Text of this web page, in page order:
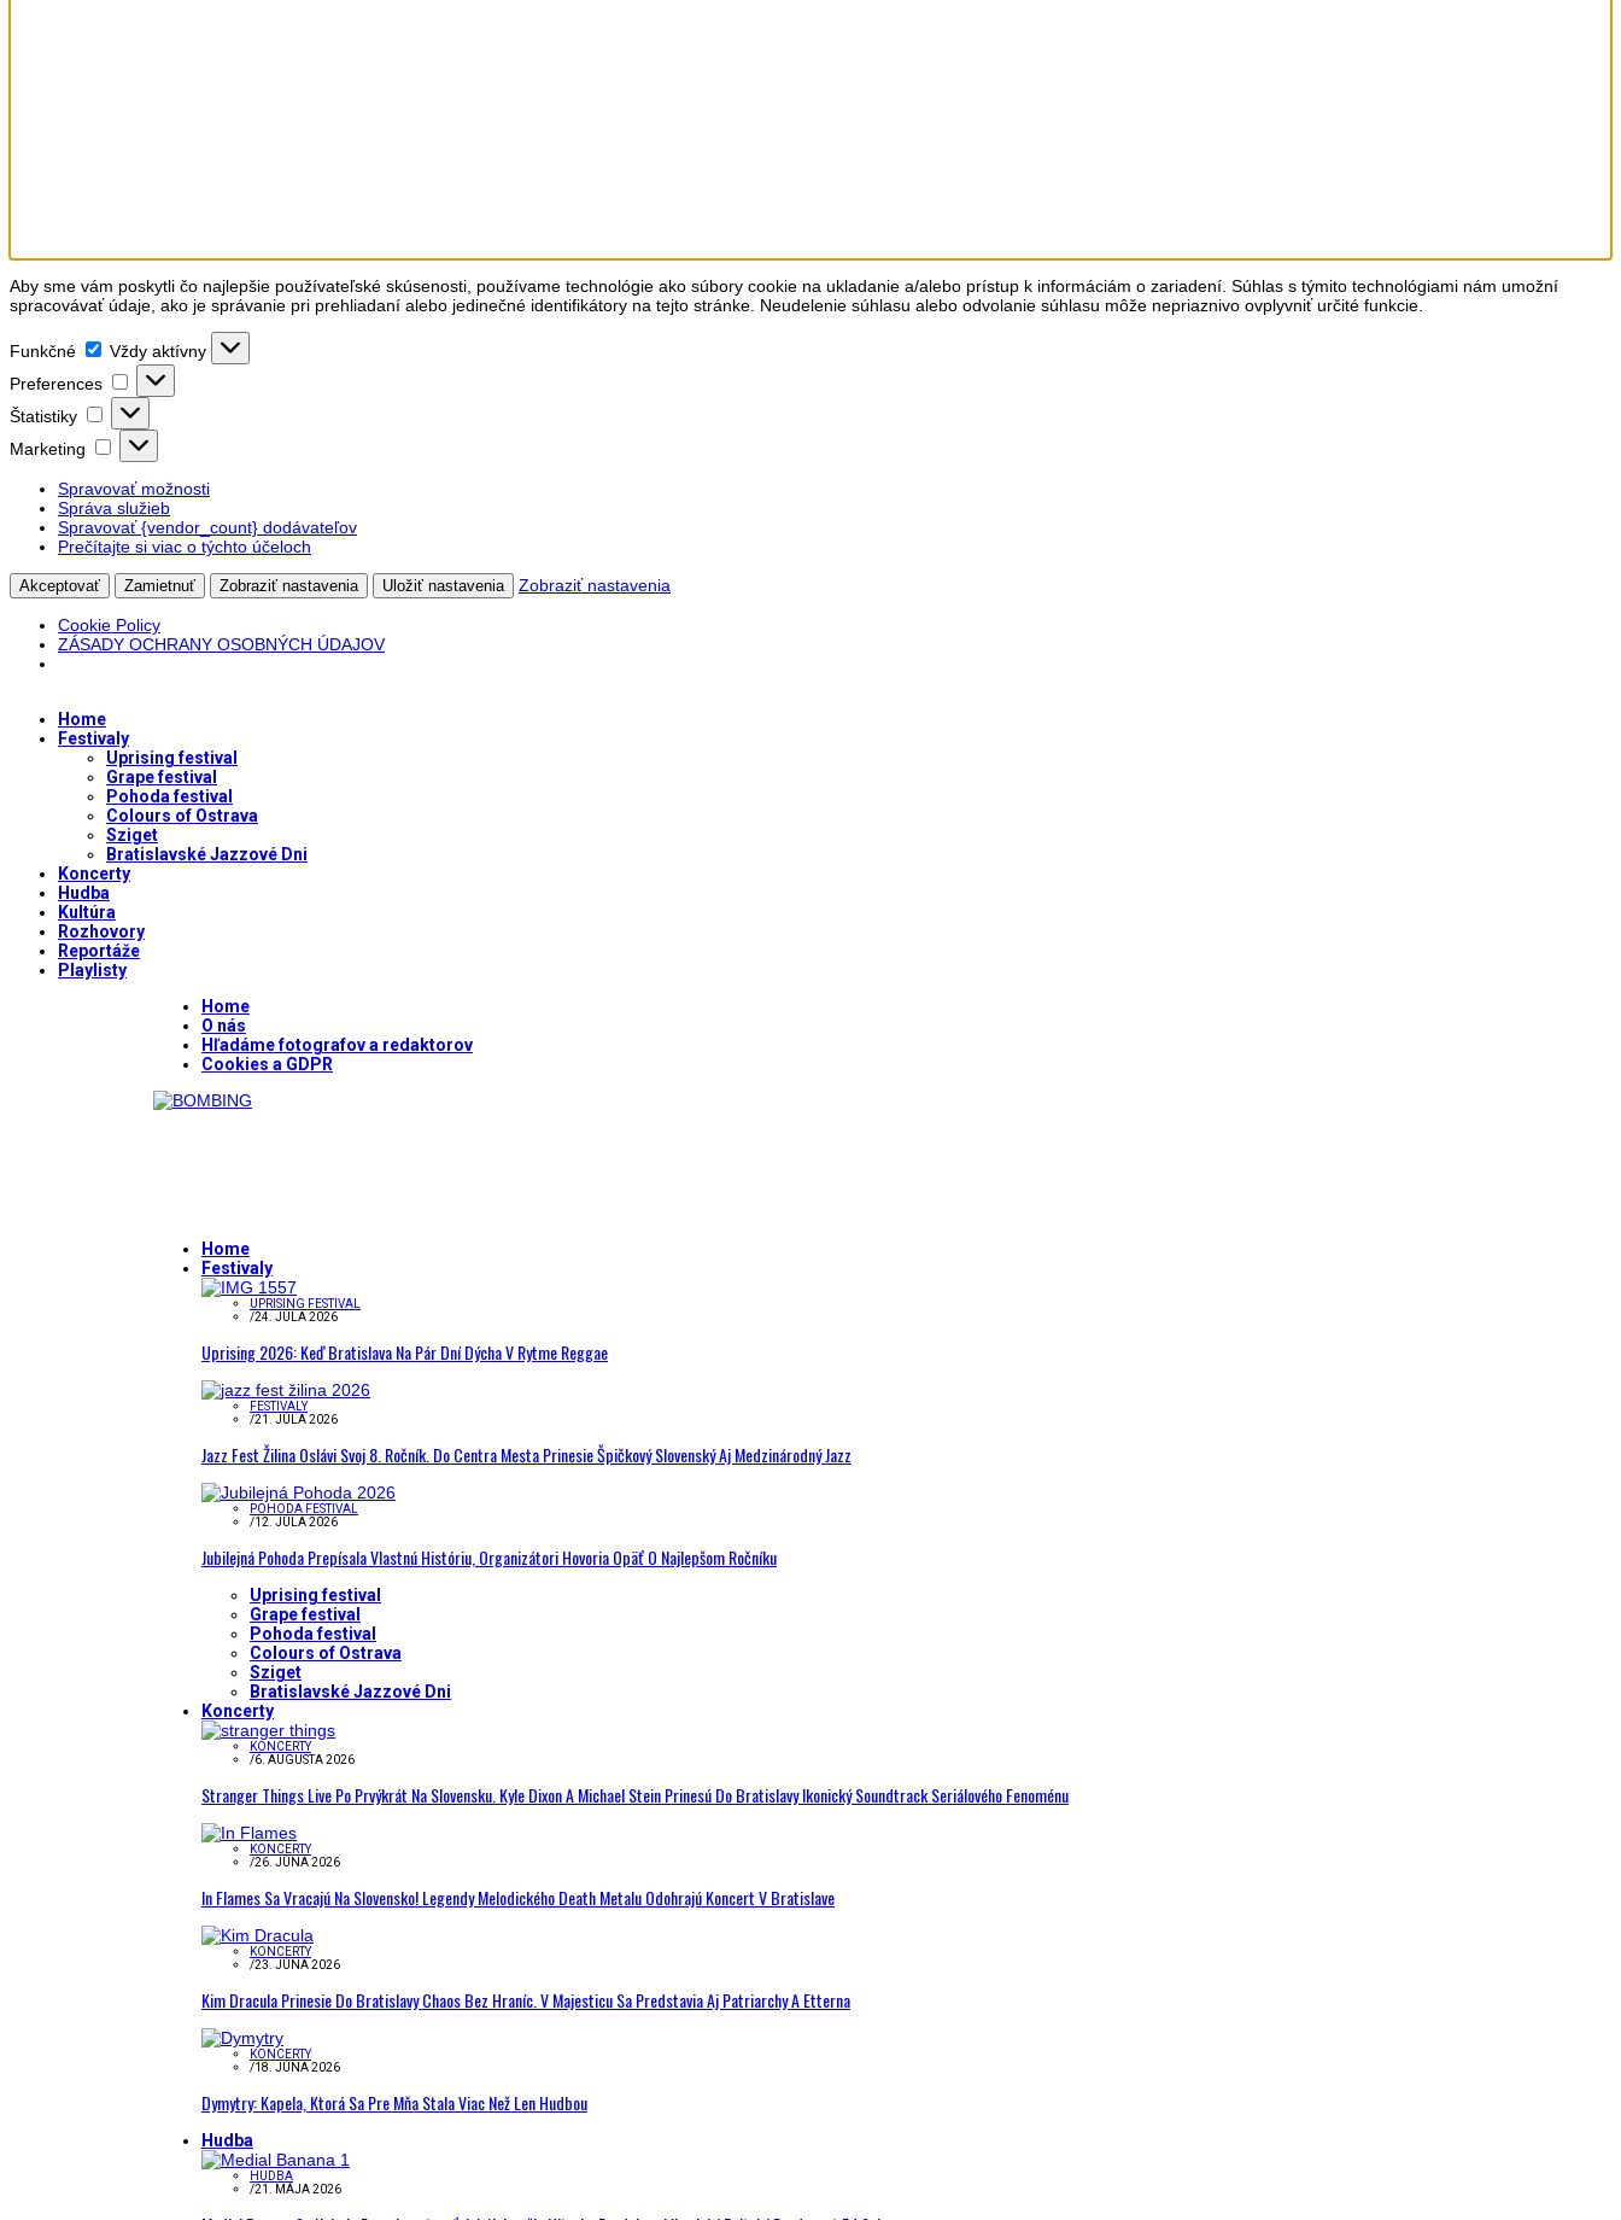
Aby sme vám poskytli čo najlepšie používateľské skúsenosti, používame technológie ako súbory cookie na ukladanie a/alebo prístup k informáciám o zariadení. Súhlas s týmito technológiami nám umožní
spracovávať údaje, ako je správanie pri prehliadaní alebo jedinečné identifikátory na tejto stránke. Neudelenie súhlasu alebo odvolanie súhlasu môže nepriaznivo ovplyvniť určité funkcie.
Funkčné
Vždy aktívny
Preferences
Preferences
Štatistiky
Štatistiky
Marketing
Marketing
Spravovať možnosti
Správa služieb
Spravovať {vendor_count} dodávateľov
Prečítajte si viac o týchto účeloch
Akceptovať Zamietnuť Zobraziť nastavenia Uložiť nastavenia Zobraziť nastavenia
Cookie Policy
ZÁSADY OCHRANY OSOBNÝCH ÚDAJOV
Home
Festivaly
Uprising festival
Grape festival
Pohoda festival
Colours of Ostrava
Sziget
Bratislavské Jazzové Dni
Koncerty
Hudba
Kultúra
Rozhovory
Reportáže
Playlisty
Home
O nás
Hľadáme fotografov a redaktorov
Cookies a GDPR
Home
Festivaly
UPRISING FESTIVAL
/24. JÚLA 2026
Uprising 2026: Keď Bratislava Na Pár Dní Dýcha V Rytme Reggae
FESTIVALY
/21. JÚLA 2026
Jazz Fest Žilina Oslávi Svoj 8. Ročník. Do Centra Mesta Prinesie Špičkový Slovenský Aj Medzinárodný Jazz
POHODA FESTIVAL
/12. JÚLA 2026
Jubilejná Pohoda Prepísala Vlastnú Históriu, Organizátori Hovoria Opäť O Najlepšom Ročníku
Uprising festival
Grape festival
Pohoda festival
Colours of Ostrava
Sziget
Bratislavské Jazzové Dni
Koncerty
KONCERTY
/6. AUGUSTA 2026
Stranger Things Live Po Prvýkrát Na Slovensku. Kyle Dixon A Michael Stein Prinesú Do Bratislavy Ikonický Soundtrack Seriálového Fenoménu
KONCERTY
/26. JÚNA 2026
In Flames Sa Vracajú Na Slovensko! Legendy Melodického Death Metalu Odohrajú Koncert V Bratislave
KONCERTY
/23. JÚNA 2026
Kim Dracula Prinesie Do Bratislavy Chaos Bez Hraníc. V Majesticu Sa Predstavia Aj Patriarchy A Etterna
KONCERTY
/18. JÚNA 2026
Dymytry: Kapela, Ktorá Sa Pre Mňa Stala Viac Než Len Hudbou
Hudba
HUDBA
/21. MÁJA 2026